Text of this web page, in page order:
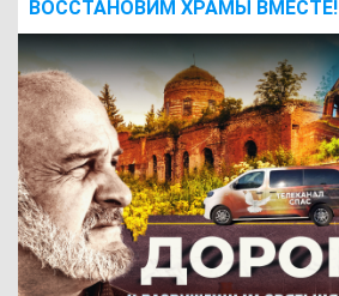
ВОCСТАНОВИМ ХРАМЫ ВМЕСТЕ!